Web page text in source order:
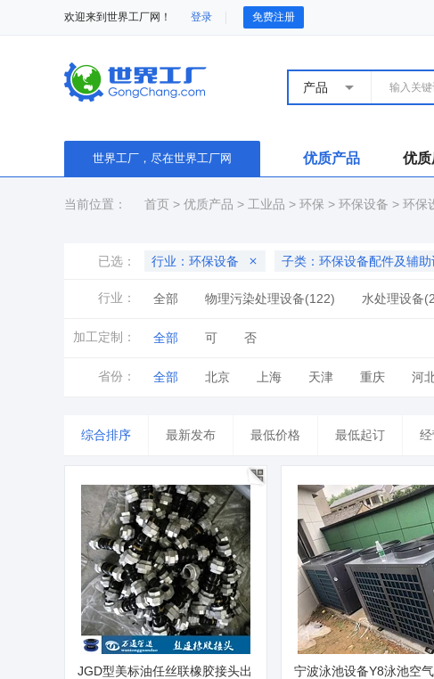
欢迎来到世界工厂网！ 登录 免费注册
产品
世界工厂，尽在世界工厂网 优质产品 优
当前位置： 首页 > 优质产品 > 工业品 > 环保 > 环保设备 > 环保
已选： 行业：环保设备 子类：环保设备配件及辅助
行业： 全部 物理污染处理设备(122) 水处理设备
环保设备配件及辅助设施(864)
加工定制： 全部 可 否
省份： 全部 北京 上海 天津 重庆 河
台湾 香港 澳门
综合排序 最新发布 最低价格 最低起订
JGD型美标油任丝联橡胶接头出
宁波泳池设备Y8泳池空